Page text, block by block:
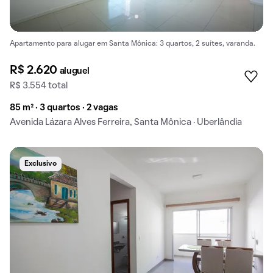
Apartamento para alugar em Santa Mônica: 3 quartos, 2 suítes, varanda.
R$ 2.620 aluguel
R$ 3.554 total
85 m² · 3 quartos · 2 vagas
Avenida Lázara Alves Ferreira, Santa Mônica · Uberlândia
Exclusivo